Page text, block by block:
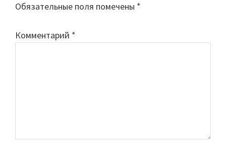
Обязательные поля помечены *
Комментарий *